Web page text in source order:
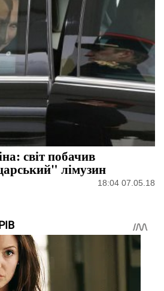
світ побачив
лімузин
18:04 07.05.18